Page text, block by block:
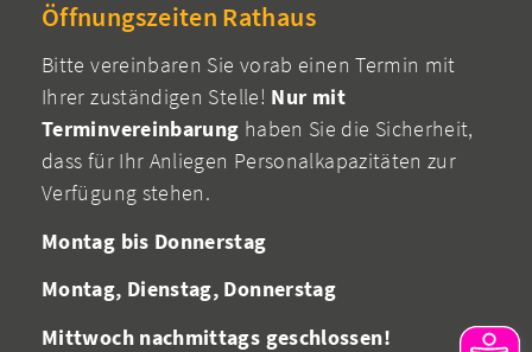
Öffnungszeiten Rathaus
Bitte vereinbaren Sie vorab einen Termin mit
Ihrer zuständigen Stelle! Nur mit
Terminvereinbarung haben Sie die Sicherheit,
dass für Ihr Anliegen Personalkapazitäten zur
Verfügung stehen.
Montag bis Donnerstag
Montag, Dienstag, Donnerstag
Mittwoch nachmittags geschlossen!